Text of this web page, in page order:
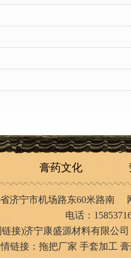
膏药文化
济宁市机场路东60米路南
电话：
接)济宁康盛源材料有限公
链接： 拖把厂家 手套加工